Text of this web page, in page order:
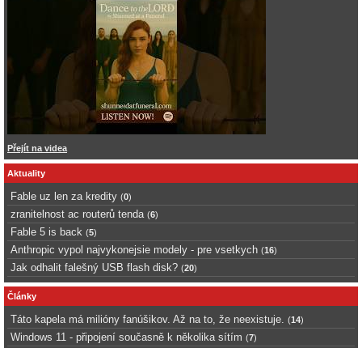
Přejít na videa
Aktuality
Fable uz len za kredity (0)
zranitelnost ac routerů tenda (6)
Fable 5 is back (5)
Anthropic vypol najvykonejsie modely - pre vsetkych (16)
Jak odhalit falešný USB flash disk? (20)
Články
Táto kapela má milióny fanúšikov. Až na to, že neexistuje. (14)
Windows 11 - připojení současně k několika sítím (7)